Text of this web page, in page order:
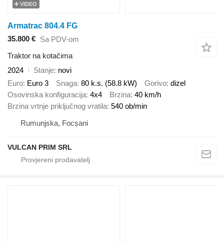
VIDEO
Armatrac 804.4 FG
35.800 € Sa PDV-om
Traktor na kotačima
2024
Stanje novi
Euro Euro 3 Snaga 80 k.s. (58.8 kW) Gorivo dizel
Osovinska konfiguracija 4x4 Brzina 40 km/h
Brzina vrtnje priključnog vratila 540 ob/min
Rumunjska, Focșani
VULCAN PRIM SRL